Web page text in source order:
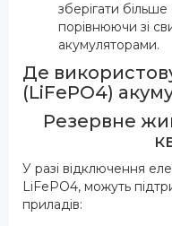
зберігати
порівнюючи зі
акумуляторами.
Де
(LiFePO4)
Резервне
У разі відключення
LiFePO4, можуть
приладів: